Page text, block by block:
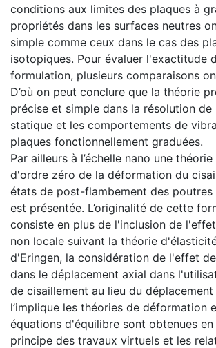
conditions aux limites des plaques à
propriétés dans les surfaces neutres
simple comme ceux dans le cas des
isotopiques. Pour évaluer l'exactitude
formulation, plusieurs comparaisons
D’où on peut conclure que la théorie
précise et simple dans la résolution
statique et les comportements de
plaques fonctionnellement graduées.
Par ailleurs à l’échelle nano une
d'ordre zéro de la déformation du
états de post-flambement des poutres
est présentée. L’originalité de cette
consiste en plus de l'inclusion de
non locale suivant la théorie
d'Eringen, la considération de l'effet
dans le déplacement axial dans
de cisaillement au lieu du
l’implique les théories de déformation
équations d'équilibre sont obtenues
principe des travaux virtuels et les